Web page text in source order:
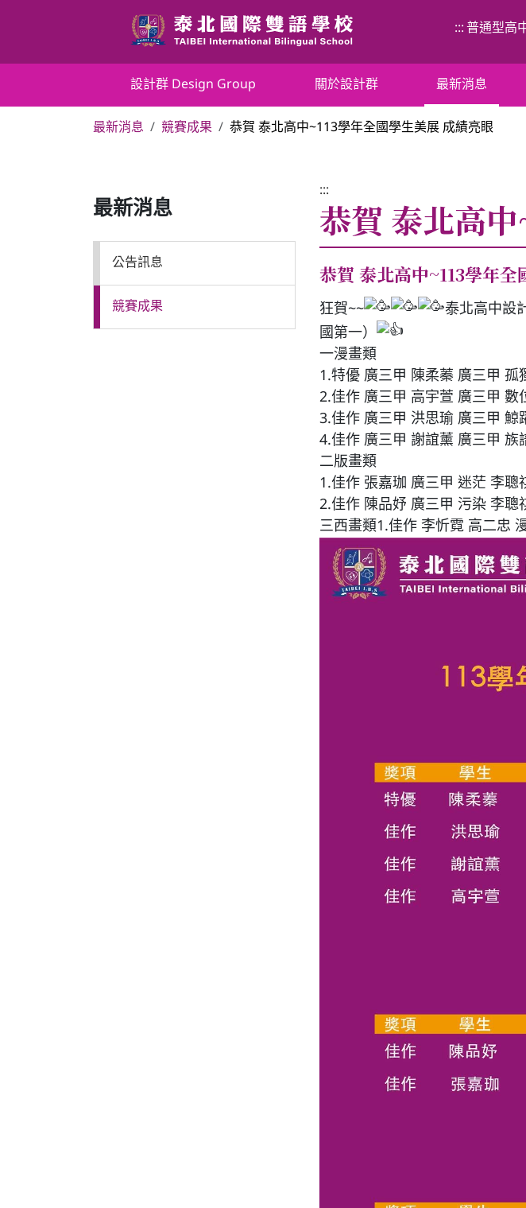
容
區
::: 普通型高
設計群 Design Group 關於設計群 最新消息
最新消息 競賽成果 恭賀 泰北高中~113學年全國學生美展 成績亮眼
最新消息
公告訊息
競賽成果
:::
恭賀 泰北高
恭賀 泰北高中~113學年
狂賀~~ 泰北高中設
國第一）
一漫畫類
1.特優 廣三甲 陳柔蓁 廣三甲 孤
2.佳作 廣三甲 高宇萱 廣三甲 數
3.佳作 廣三甲 洪思瑜 廣三甲 鯨
4.佳作 廣三甲 謝誼薰 廣三甲 族
二版畫類
1.佳作 張嘉珈 廣三甲 迷茫 李聰
2.佳作 陳品妤 廣三甲 污染 李聰
三西畫類1.佳作 李忻霓 高二忠
設計群 Design Group
關於設計群